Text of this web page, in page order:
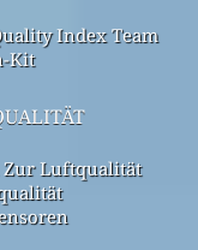
Index Team
Kit
Zur Luftqualität